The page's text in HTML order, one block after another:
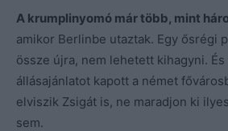
A krumplinyomó már több, mint
amikor Berlinbe utaztak. Egy ősrégi
össze újra, nem lehetett kihagyni. És
állásajánlatot kapott a német
elviszik Zsigát is, ne maradjon ki
sem.